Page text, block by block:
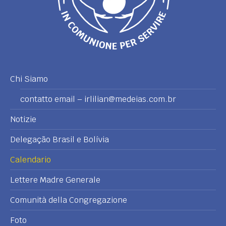
Chi Siamo
contatto email – irlilian@medeias.com.br
Notizie
Delegação Brasil e Bolívia
Calendario
Lettere Madre Generale
Comunità della Congregazione
Foto